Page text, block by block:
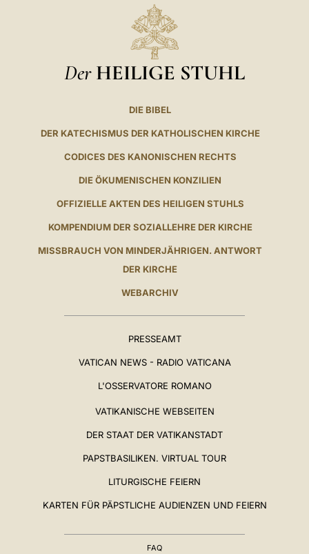
Der HEILIGE STUHL
DIE BIBEL
DER KATECHISMUS DER KATHOLISCHEN KIRCHE
CODICES DES KANONISCHEN RECHTS
DIE ÖKUMENISCHEN KONZILIEN
OFFIZIELLE AKTEN DES HEILIGEN STUHLS
KOMPENDIUM DER SOZIALLEHRE DER KIRCHE
MISSBRAUCH VON MINDERJÄHRIGEN. ANTWORT
DER KIRCHE
WEBARCHIV
PRESSEAMT
VATICAN NEWS - RADIO VATICANA
L'OSSERVATORE ROMANO
VATIKANISCHE WEBSEITEN
DER STAAT DER VATIKANSTADT
PAPSTBASILIKEN. VIRTUAL TOUR
LITURGISCHE FEIERN
KARTEN FÜR PÄPSTLICHE AUDIENZEN UND FEIERN
FAQ